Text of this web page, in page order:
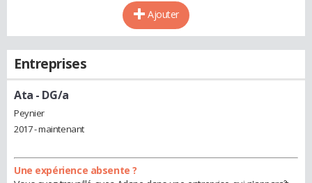
Ajouter
Entreprises
Ata - DG/a
Peynier
2017 - maintenant
Une expérience absente ?